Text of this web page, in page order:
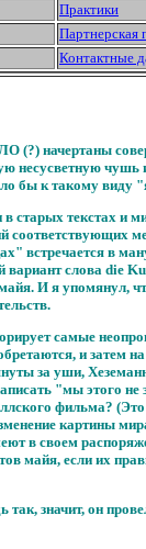
Практики
Партнерская
Контактные
(?) начертаны
чушь
бы к такому виду
текстах и
встречается в
слова die
И я упомянул,
самые
и затем
за уши,
"мы этого не
фильма?
картины
в своем
майя, если их
значит, он